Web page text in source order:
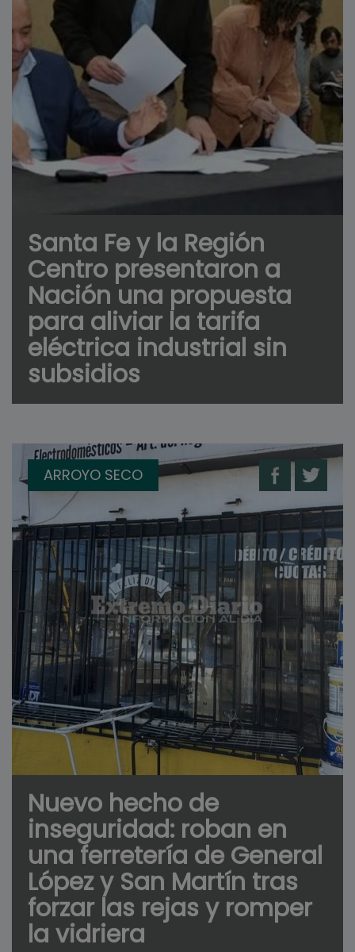
Santa Fe y la Región
Centro presentaron a
Nación una propuesta
para aliviar la tarifa
eléctrica industrial sin
subsidios
ARROYO SECO
Nuevo hecho de
inseguridad: roban en
una ferretería de General
López y San Martín tras
forzar las rejas y romper
la vidriera